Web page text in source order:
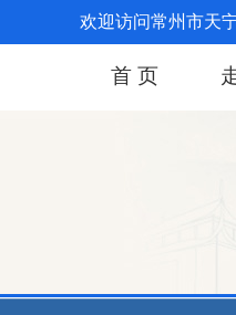
欢迎访问常州市天
首 页